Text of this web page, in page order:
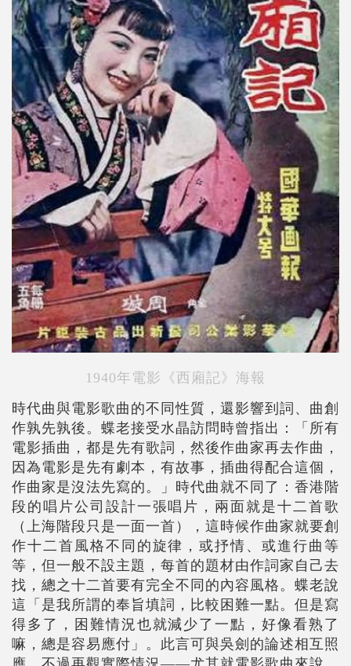
1940年電影《西廂記》海報
時代曲與電影歌曲的不同性質，還影響到詞、曲創
作孰先孰後。蝶老接受水晶訪問時曾指出：「所有
電影插曲，都是先有歌詞，然後作曲家再去作曲，
因為電影是先有劇本，有故事，插曲得配合這個，
作曲家是沒法先寫的。」時代曲就不同了：香港階
段的唱片公司設計一張唱片，兩面就是十二首歌
（上海階段只是一面一首），這時候作曲家就要創
作十二首風格不同的旋律，或抒情、或進行曲等
等，但一般不設主題，每首的題材由作詞家自己去
找，總之十二首要有完全不同的內容風格。蝶老說
這「是我所謂的奉旨填詞，比較困難一點。但是寫
得多了，困難情況也就減少了一點，好像看熟了
嘛，總是容易應付」。此言可與吳劍的論述相互照